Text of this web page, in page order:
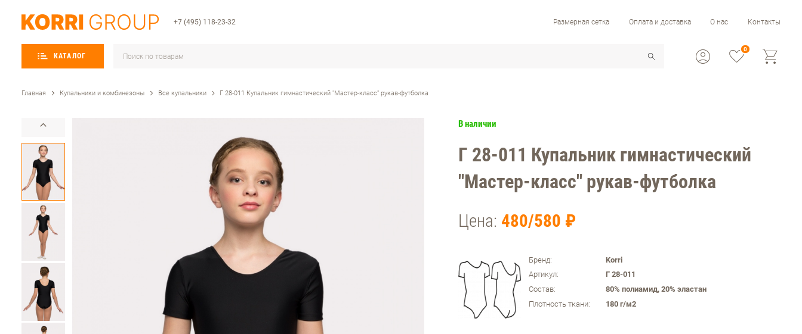
+7 (495) 118-23-32 Размерная сетка Оплата и доставка О нас Контакты
КАТАЛОГ
0
Главная Купальники и комбинезоны Все купальники Г 28-011 Купальник гимнастический "Мастер-класс" рукав-футболка
В наличии
Г 28-011 Купальник гимнастический
"Мастер-класс" рукав-футболка
Цена: 480/580 ₽
Бренд:
Korri
Артикул:
Г 28-011
Состав:
80% полиамид, 20% эластан
Плотность ткани:
180 г/м2